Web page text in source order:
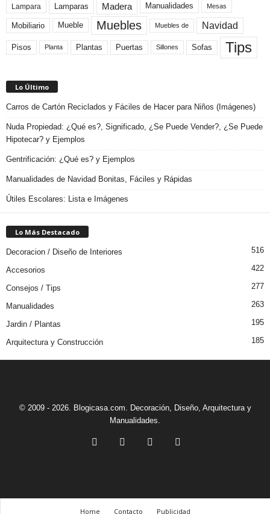
Lampara Lamparas Madera Manualidades Mesas
Mobiliario Mueble Muebles Muebles de Navidad
Pisos Planta Plantas Puertas Sillones Sofas Tips
Lo Último
Carros de Cartón Reciclados y Fáciles de Hacer para Niños (Imágenes)
Nuda Propiedad: ¿Qué es?, Significado, ¿Se Puede Vender?, ¿Se Puede
Hipotecar? y Ejemplos
Gentrificación: ¿Qué es? y Ejemplos
Manualidades de Navidad Bonitas, Fáciles y Rápidas
Útiles Escolares: Lista e Imágenes
Lo Más Destacado
Decoracion / Diseño de Interiores 516
Accesorios 422
Consejos / Tips 277
Manualidades 263
Jardin / Plantas 195
Arquitectura y Construcción 185
© 2009 - 2026. Blogicasa.com. Decoración, Diseño, Arquitectura y
Manualidades.
Home Contacto Publicidad